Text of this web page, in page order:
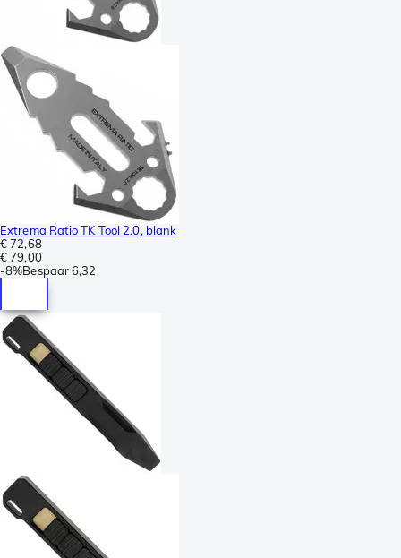
Extrema Ratio TK Tool 2.0, blank
€ 72,68
€ 79,00
-8%Bespaar6,32